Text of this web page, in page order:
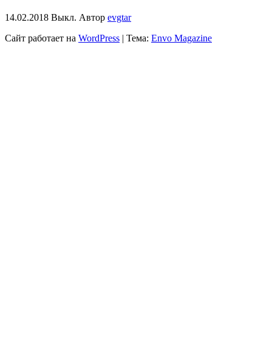
14.02.2018 Выкл. Автор evgtar
Сайт работает на WordPress | Тема: Envo Magazine